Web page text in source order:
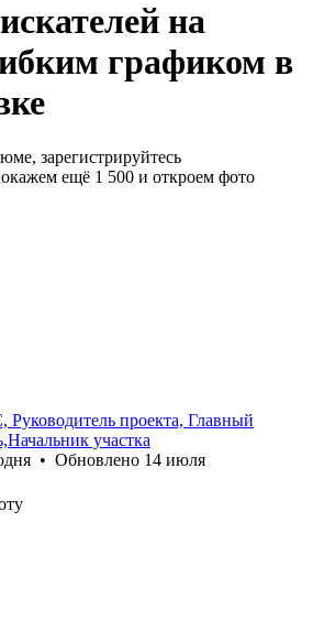
на
графиком в
зарегистрируйтесь
ещё 1 500 и откроем фото
проекта, Главный
участка
• Обновлено 14 июля